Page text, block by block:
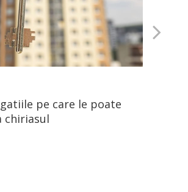
pe care le poate
chiriasul